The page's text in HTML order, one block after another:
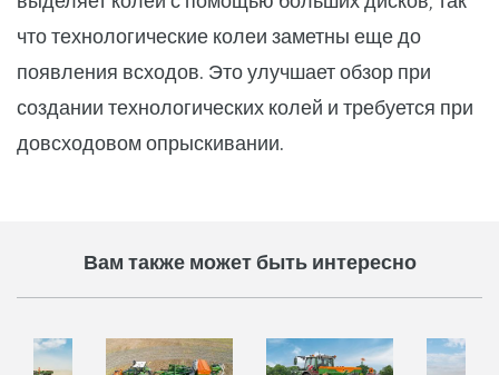
что технологические колеи заметны еще до
появления всходов. Это улучшает обзор при
создании технологических колей и требуется при
довсходовом опрыскивании.
Вам также может быть интересно